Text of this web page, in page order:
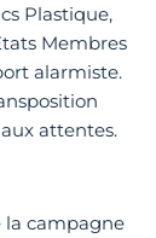
Plastique,
Membres
alarmiste.
attentes.
la campagne